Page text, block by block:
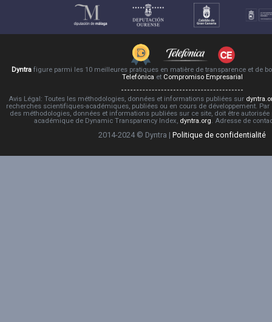
Dyntra figure parmi les 10 meilleures pratiques en matière de transparence et de
Telefónica et Compromiso Empresarial
Avis Légal: Toutes les méthodologies, données et informations publiées sur
recherches scientifiques-académiques, publiées ou en cours de développement.
des méthodologies, données et informations publiées sur ce site, doit être
académique de Dynamic Transparency Index, dyntra.org. Adresse de
2014-2024 © Dyntra | Politique de confidentialité